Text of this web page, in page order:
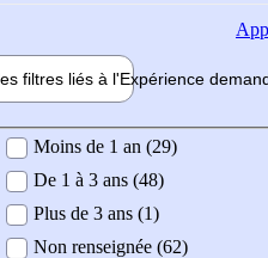
filtres liés à l'Expérience
demandée
Moins de 1 an (29)
De 1 à 3 ans (48)
Plus de 3 ans (1)
Non renseignée (62)